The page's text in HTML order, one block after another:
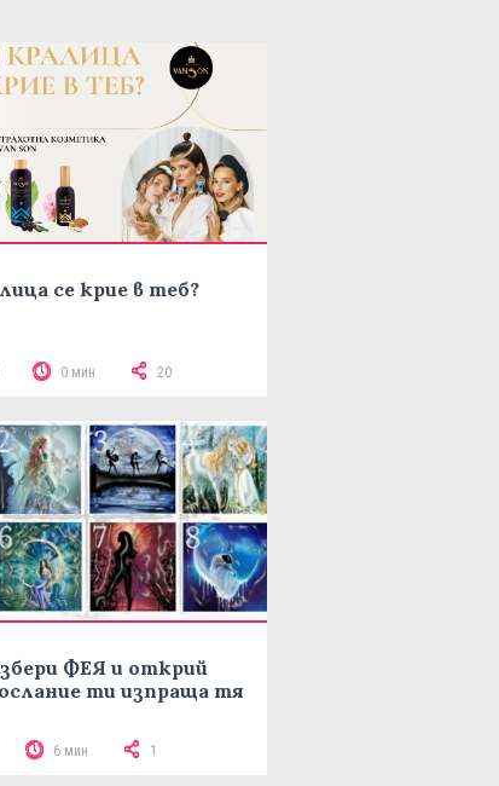
се крие в теб?
0 мин 20
ФЕЯ и открий
ти изпраща тя
6 мин 1